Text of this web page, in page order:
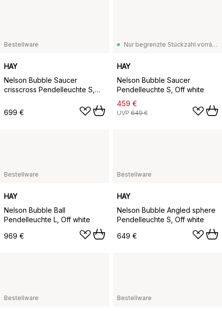
Bestellware
HAY
Nelson Bubble Saucer
crisscross Pendelleuchte S,
699 €
Nur begrenzte Stückzahl vorrätig
HAY
Nelson Bubble Saucer
Pendelleuchte S, Off white
459 €
UVP 649 €
Bestellware
HAY
Nelson Bubble Ball
Pendelleuchte L, Off white
969 €
Bestellware
HAY
Nelson Bubble Angled sphere
Pendelleuchte S, Off white
649 €
Bestellware Bestellware